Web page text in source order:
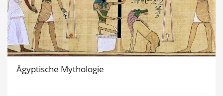
Ägyptische Mythologie